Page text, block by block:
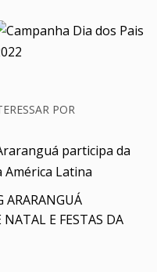
POR
ARARANGUÁ
E FESTAS DA